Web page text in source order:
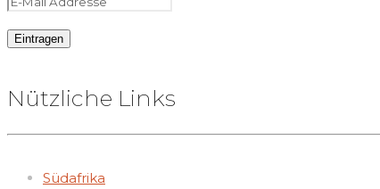
Nützliche Links
Südafrika